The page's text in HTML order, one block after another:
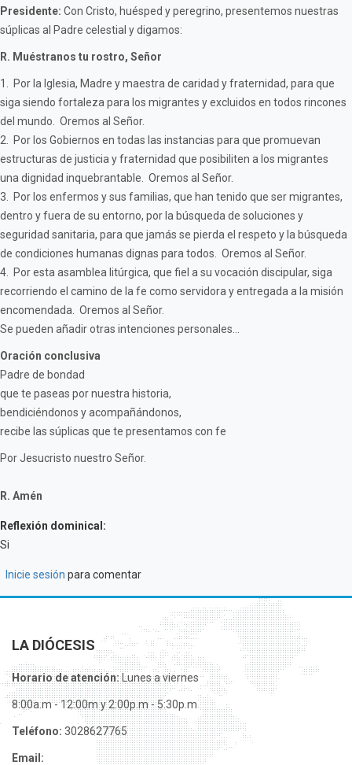
Presidente: Con Cristo, huésped y peregrino, presentemos nuestras
súplicas al Padre celestial y digamos:
R. Muéstranos tu rostro, Señor
1. Por la Iglesia, Madre y maestra de caridad y fraternidad, para que
siga siendo fortaleza para los migrantes y excluidos en todos rincones
del mundo. Oremos al Señor.
2. Por los Gobiernos en todas las instancias para que promuevan
estructuras de justicia y fraternidad que posibiliten a los migrantes
una dignidad inquebrantable. Oremos al Señor.
3. Por los enfermos y sus familias, que han tenido que ser migrantes,
dentro y fuera de su entorno, por la búsqueda de soluciones y
seguridad sanitaria, para que jamás se pierda el respeto y la búsqueda
de condiciones humanas dignas para todos. Oremos al Señor.
4. Por esta asamblea litúrgica, que fiel a su vocación discipular, siga
recorriendo el camino de la fe como servidora y entregada a la misión
encomendada. Oremos al Señor.
Se pueden añadir otras intenciones personales...
Oración conclusiva
Padre de bondad
que te paseas por nuestra historia,
bendiciéndonos y acompañándonos,
recibe las súplicas que te presentamos con fe
Por Jesucristo nuestro Señor.
R. Amén
Reflexión dominical:
Si
Inicie sesión para comentar
LA DIÓCESIS
Horario de atención:Lunes a viernes
8:00a.m - 12:00m y 2:00p.m - 5:30p.m
Teléfono: 3028627765
Email: